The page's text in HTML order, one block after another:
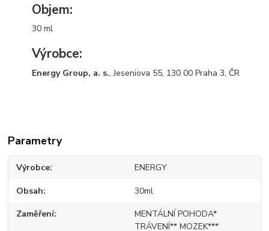
Objem:
30 ml
Výrobce:
Energy Group, a. s., Jeseniova 55, 130 00 Praha 3, ČR
Parametry
Výrobce ENERGY
Obsah 30ml
Zaměření
MENTÁLNÍ POHODA*
TRÁVENÍ** MOZEK***